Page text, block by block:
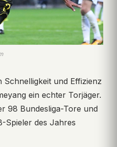
Schnelligkeit und Effizienz
ein echter Torjäger.
98 Bundesliga-Tore und
Spieler des Jahres